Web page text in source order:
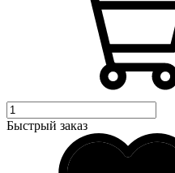
Быстрый заказ